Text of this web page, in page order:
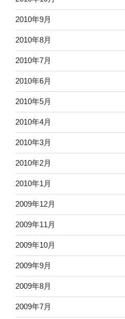
2010年9月
2010年8月
2010年7月
2010年6月
2010年5月
2010年4月
2010年3月
2010年2月
2010年1月
2009年12月
2009年11月
2009年10月
2009年9月
2009年8月
2009年7月